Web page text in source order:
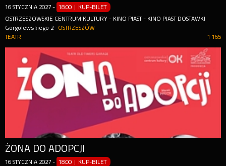
16 STYCZNIA 2027 - 18:00 | KUP-BILET
OSTRZESZOWSKIE CENTRUM KULTURY - KINO PIAST - KINO PIAST DOSTAWKI
Gorgolewskiego 2
OSTRZESZÓW
1 165
TEATR
ŻONA DO ADOPCJI
16 STYCZNIA 2027 - 18:00 | KUP-BILET